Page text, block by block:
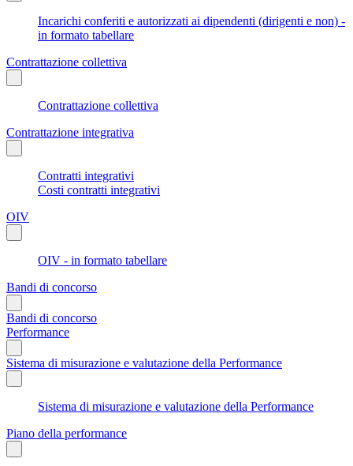
Incarichi conferiti e autorizzati ai dipendenti (dirigenti e non) -
in formato tabellare
Contrattazione collettiva
Contrattazione collettiva
Contrattazione integrativa
Contratti integrativi
Costi contratti integrativi
OIV
OIV - in formato tabellare
Bandi di concorso
Bandi di concorso
Performance
Sistema di misurazione e valutazione della Performance
Sistema di misurazione e valutazione della Performance
Piano della performance